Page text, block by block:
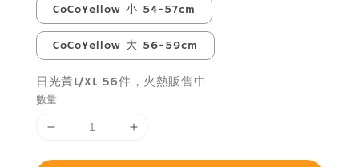
CoCoYellow 小 54-57cm
CoCoYellow 大 56-59cm
日光黃L/XL 56件，火熱販售中
數量